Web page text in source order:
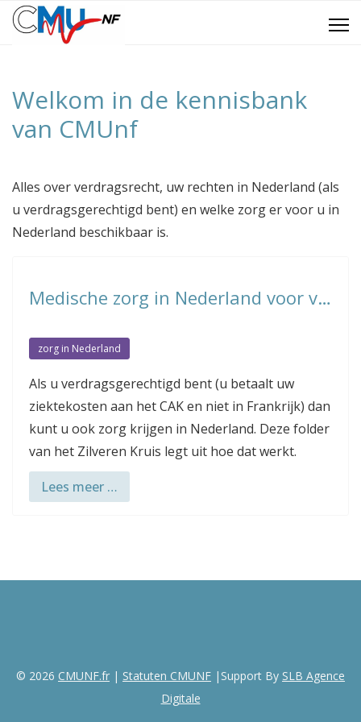
Welkom in de kennisbank
van CMUnf
Alles over verdragsrecht, uw rechten in Nederland (als
u verdragsgerechtigd bent) en welke zorg er voor u in
Nederland beschikbaar is.
Medische zorg in Nederland voor verdragsgerechtigden
zorg in Nederland
Als u verdragsgerechtigd bent (u betaalt uw
ziektekosten aan het CAK en niet in Frankrijk) dan
kunt u ook zorg krijgen in Nederland. Deze folder
van het Zilveren Kruis legt uit hoe dat werkt.
Lees meer …
© 2026 CMUNF.fr | Statuten CMUNF |Support By SLB Agence
Digitale